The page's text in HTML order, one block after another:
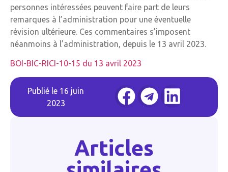
personnes intéressées peuvent faire part de leurs
remarques à l’administration pour une éventuelle
révision ultérieure. Ces commentaires s’imposent
néanmoins à l’administration, depuis le 13 avril 2023.
BOI-BIC-RICI-10-15 du 13 avril 2023
Publié le 16 juin
2023
Articles